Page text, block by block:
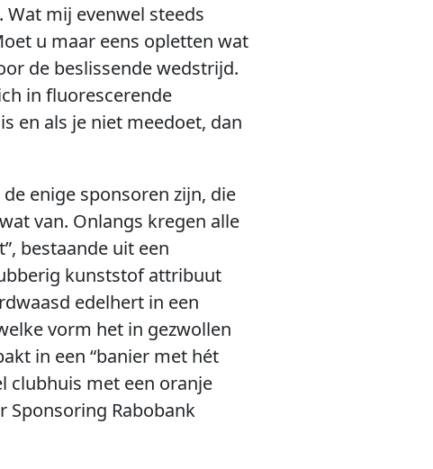
mij evenwel steeds
u maar eens opletten wat
de beslissende wedstrijd.
in fluorescerende
en als je niet meedoet, dan
enige sponsoren zijn, die
van. Onlangs kregen alle
bestaande uit een
kunststof attribuut
edelhert in een
vorm het in gezwollen
in een “banier met hét
clubhuis met een oranje
Sponsoring Rabobank